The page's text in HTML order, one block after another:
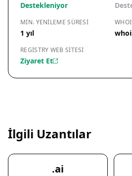
Destekleniyor
MIN. YENILEME SÜRESI
1 yıl
REGISTRY WEB SITESI
Ziyaret Et
İlgili Uzantılar
.ai